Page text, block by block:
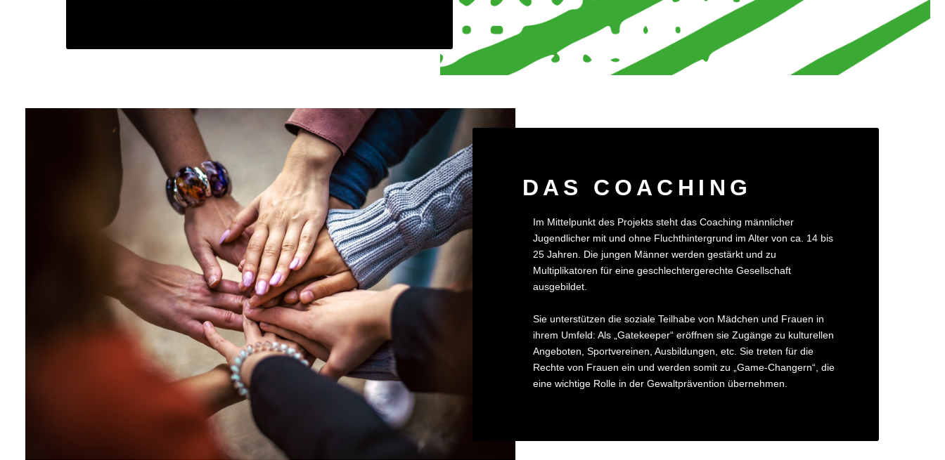
DAS COACHING
Im Mittelpunkt des Projekts steht das Coaching männlicher
Jugendlicher mit und ohne Fluchthintergrund im Alter von ca. 14 bis
25 Jahren. Die jungen Männer werden gestärkt und zu
Multiplikatoren für eine geschlechtergerechte Gesellschaft
ausgebildet.
Sie unterstützen die soziale Teilhabe von Mädchen und Frauen in
ihrem Umfeld: Als „Gatekeeper“ eröffnen sie Zugänge zu kulturellen
Angeboten, Sportvereinen, Ausbildungen, etc. Sie treten für die
Rechte von Frauen ein und werden somit zu „Game-Changern“, die
eine wichtige Rolle in der Gewaltprävention übernehmen.